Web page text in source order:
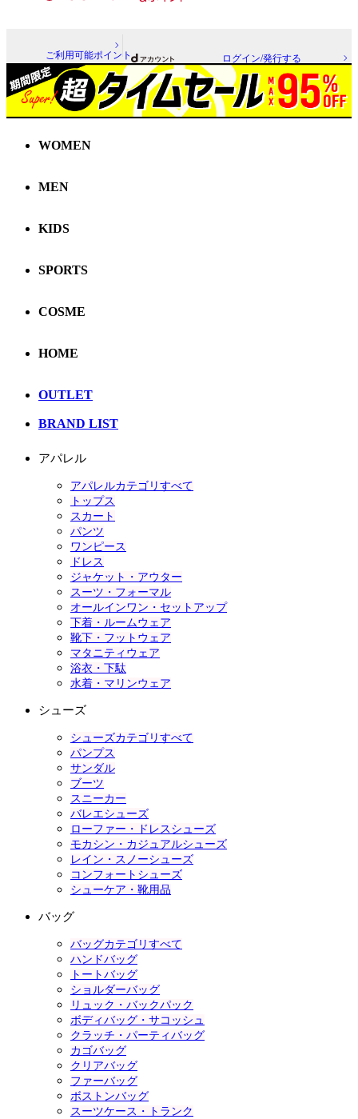
ご利用可能ポイント ログイン/発行する
WOMEN
MEN
KIDS
SPORTS
COSME
HOME
OUTLET
BRAND LIST
アパレル
アパレルカテゴリすべて
トップス
スカート
パンツ
ワンピース
ドレス
ジャケット・アウター
スーツ・フォーマル
オールインワン・セットアップ
下着・ルームウェア
靴下・フットウェア
マタニティウェア
浴衣・下駄
水着・マリンウェア
シューズ
シューズカテゴリすべて
パンプス
サンダル
ブーツ
スニーカー
バレエシューズ
ローファー・ドレスシューズ
モカシン・カジュアルシューズ
レイン・スノーシューズ
コンフォートシューズ
シューケア・靴用品
バッグ
バッグカテゴリすべて
ハンドバッグ
トートバッグ
ショルダーバッグ
リュック・バックパック
ボディバッグ・サコッシュ
クラッチ・パーティバッグ
カゴバッグ
クリアバッグ
ファーバッグ
ボストンバッグ
スーツケース・トランク